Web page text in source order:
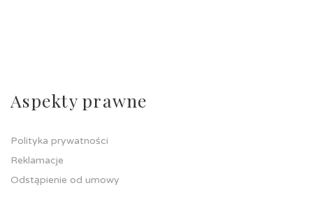
Aspekty prawne
Polityka prywatności
Reklamacje
Odstąpienie od umowy